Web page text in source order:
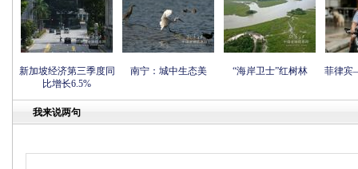
新加坡经济第三季度同
比增长6.5%
南宁：城中生态美 “海岸卫士”红树林 菲律宾
我来说两句